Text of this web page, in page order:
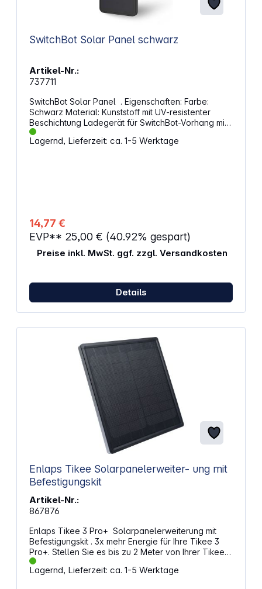
zuverlässige Stromgewinnung Automatische
schwachem Licht (1600 Lux) mit 2 Milliampere
lange Einsatzzeiten Leerlaufstrom unter 300
Mikroampere für minimalen Eigenverbrauch Drei
DC-Ausgänge (6V/2A, 9V/1,3A, 12V/1A) für
verschiedene Geräte Wasser- und Staubschutz
nach Schutzklasse IP66 für Außeneinsätze
Einsatztemperatur von -20 bis +60 Grad Celsius für
extreme Bedingungen
SwitchBot Solar Panel schwarz
Artikel-Nr.:
737711
SwitchBot Solar Panel . Eigenschaften: Farbe:
Schwarz Material: Kunststoff mit UV-resistenter
Beschichtung Ladegerät für SwitchBot-Vorhang mit
U/Rod/I-Modellen 8 Monate bei voller Ladung
verwendbar Einfach einstecken und verwenden
Lagernd, Lieferzeit: ca. 1-5 Werktage
14,77 €
EVP** 25,00 € (40.92% gespart)
Preise inkl. MwSt. ggf. zzgl. Versandkosten
Details
Enlaps Tikee Solarpanelerweiter- ung mit
Befestigungskit
Artikel-Nr.:
867876
Enlaps Tikee 3 Pro+ Solarpanelerweiterung mit
Befestigungskit . 3x mehr Energie für Ihre Tikee 3
Pro+. Stellen Sie es bis zu 2 Meter von Ihrer Tikee 3
Pro+. Bei jedem Wetter einsatzbereit.
Eigenschaften: Externes Solarmodul für den Einsatz
Lagernd, Lieferzeit: ca. 1-5 Werktage